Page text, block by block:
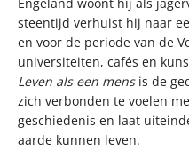
steentijd verhuist hij naar
en voor de periode van de
universiteiten, cafés en
Leven als een mensis de
zich verbonden te voelen
geschiedenis en laat
aarde kunnen leven.